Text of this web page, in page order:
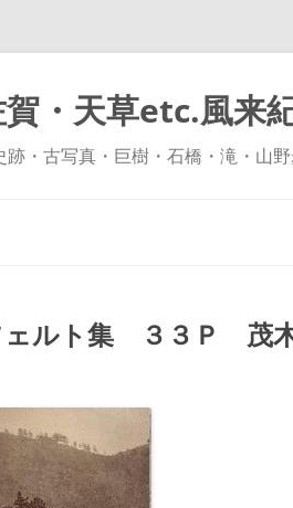
・天草etc.風来
・古写真・巨樹・石橋・滝・山
ッ
ルト集 ３３Ｐ 茂